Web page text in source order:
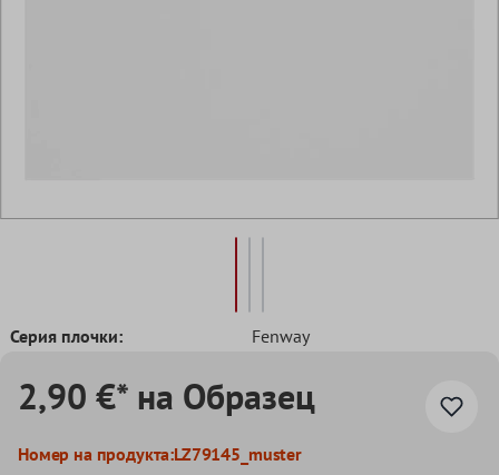
Серия плочки: Fenway
2,90 €* на Образец
Номер на продукта:LZ79145_muster